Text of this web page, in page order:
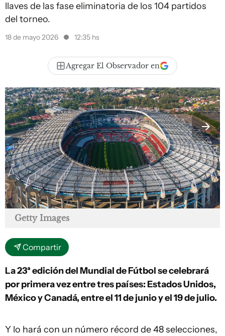
llaves de las fase eliminatoria de los 104 partidos
del torneo.
18 de mayo 2026 12:35 hs
Agregar El Observador en
Getty Images
Compartir
La 23ª edición del Mundial de Fútbol se celebrará
por primera vez entre tres países: Estados Unidos,
México y Canadá, entre el 11 de junio y el 19 de julio.
Y lo hará con un número récord de 48 selecciones,